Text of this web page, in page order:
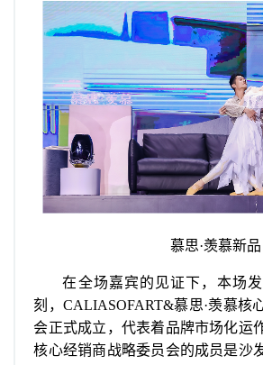
慕思·羡慕新品
在全场嘉宾的见证下，本场
刻，CALIASOFART&慕思·羡慕核
会正式成立，代表着品牌市场化运
核心经销商战略委员会的成员是沙